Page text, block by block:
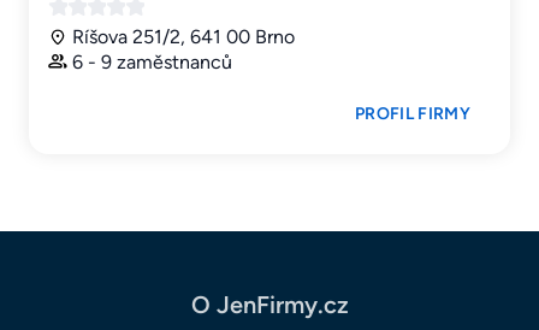
Ríšova 251/2, 641 00 Brno
6 - 9 zaměstnanců
PROFIL FIRMY
O JenFirmy.cz